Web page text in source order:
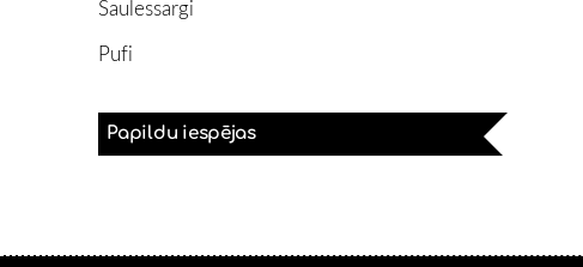
Saulessargi
Pufi
Papildu iespējas